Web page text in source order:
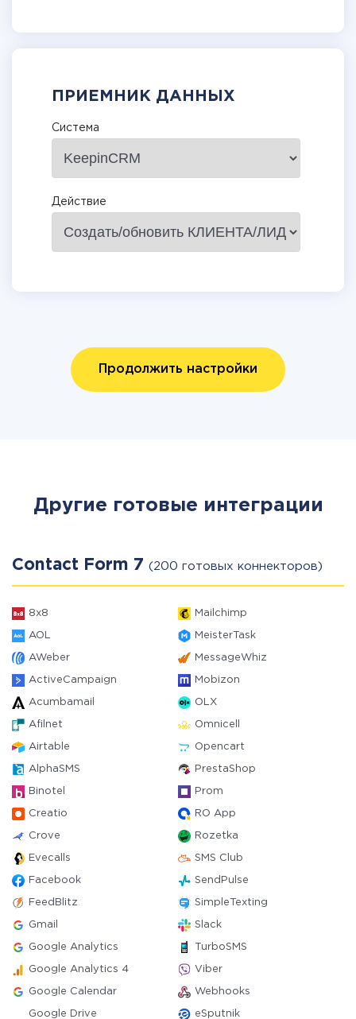
ПРИЕМНИК ДАННЫХ
Система
Действие
Продолжить настройки
Другие готовые интеграции
Contact Form 7 (200 готовых коннекторов)
8x8 Mailchimp
AOL MeisterTask
AWeber MessageWhiz
ActiveCampaign Mobizon
Acumbamail OLX
Afilnet Omnicell
Airtable Opencart
AlphaSMS PrestaShop
Binotel Prom
Creatio RO App
Crove Rozetka
Evecalls SMS Club
Facebook SendPulse
FeedBlitz SimpleTexting
Gmail Slack
Google Analytics TurboSMS
Google Analytics 4 Viber
Google Calendar Webhooks
Google Drive eSputnik